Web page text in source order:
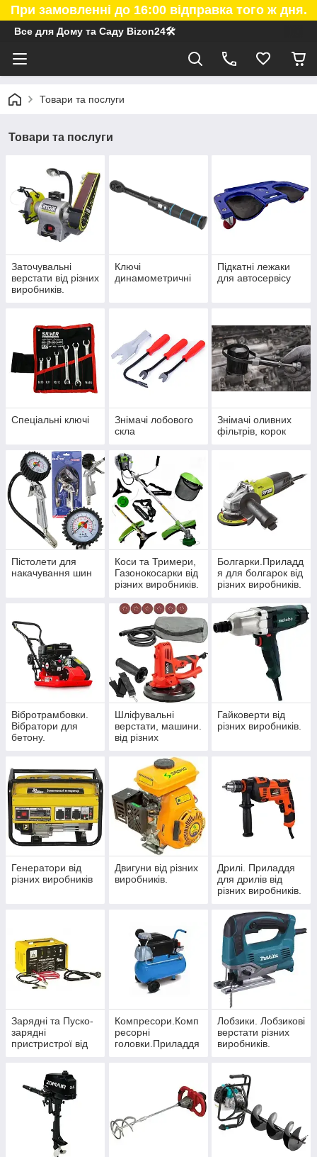
При замовленні до 16:00 відправка того ж дня.
Все для Дому та Саду Bizon24🛠
Товари та послуги
Товари та послуги
Заточувальні
верстати від різних
виробників.
Ключі
динамометричні
Підкатні лежаки
для автосервісу
Спеціальні ключі
Знімачі лобового
скла
Знімачі оливних
фільтрів, корок
Пістолети для
накачування шин
Коси та Тримери,
Газонокосарки від
різних виробників.
Болгарки.Приладд
я для болгарок від
різних виробників.
Вібротрамбовки.
Вібратори для
бетону.
різних виробників.
Шліфувальні
верстати, машини.
від різних
Гайковерти від
різних виробників.
Генератори від
різних виробників
Двигуни від різних
виробників.
Дрилі. Приладдя
для дрилів від
різних виробників.
Зарядні та Пуско-
зарядні
пристристрої від
Компресори.Комп
ресорні
головки.Приладдя
Лобзики. Лобзикові
верстати різних
виробників.